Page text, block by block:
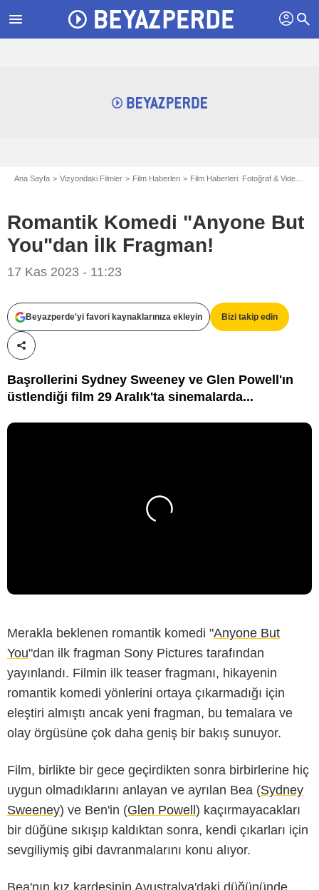
menu profil search
Ana Sayfa Vizyondaki Filmler Film Haberleri Film Haberleri: Fotoğraf & Videolar
Romantik Komedi "Anyone But
You"dan İlk Fragman!
17 Kas 2023 - 11:23
Beyazperde'yi favori kaynaklarınıza ekleyin Bizi takip edin
Paylaş!
Başrollerini Sydney Sweeney ve Glen Powell'ın
üstlendiği film 29 Aralık'ta sinemalarda...
Merakla beklenen romantik komedi "Anyone But
You"dan ilk fragman Sony Pictures tarafından
yayınlandı. Filmin ilk teaser fragmanı, hikayenin
romantik komedi yönlerini ortaya çıkarmadığı için
eleştiri almıştı ancak yeni fragman, bu temalara ve
olay örgüsüne çok daha geniş bir bakış sunuyor.
Film, birlikte bir gece geçirdikten sonra birbirlerine hiç
uygun olmadıklarını anlayan ve ayrılan Bea (Sydney
Sweeney) ve Ben'in (Glen Powell) kaçırmayacakları
bir düğüne sıkışıp kaldıktan sonra, kendi çıkarları için
sevgiliymiş gibi davranmalarını konu alıyor.
Bea'nın kız kardeşinin Avustralya'daki düğününde,